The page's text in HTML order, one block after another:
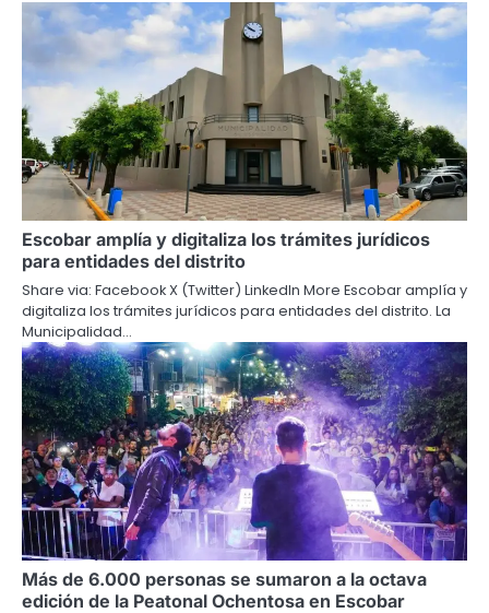
Escobar amplía y digitaliza los trámites jurídicos
para entidades del distrito
Share via: Facebook X (Twitter) LinkedIn More Escobar amplía y
digitaliza los trámites jurídicos para entidades del distrito. La
Municipalidad…
Más de 6.000 personas se sumaron a la octava
edición de la Peatonal Ochentosa en Escobar